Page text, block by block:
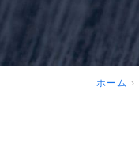
ホーム